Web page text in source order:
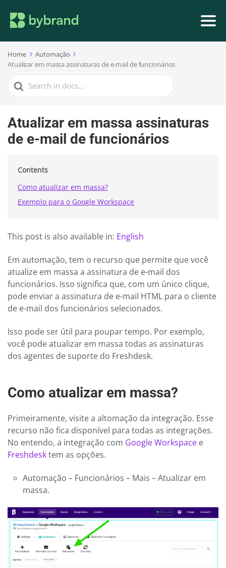
Home
Automação
Atualizar em massa assinaturas de e-mail de funcionários
Search
For
Atualizar em massa assinaturas
de e-mail de funcionários
Contents
Como atualizar em massa?
Exemplo para o Google Workspace
This post is also available in: English
Em automação, tem o recurso que permite que você
atualize em massa a assinatura de e-mail dos
funcionários. Isso significa que, com um único clique,
pode enviar a assinatura de e-mail HTML para o cliente
de e-mail dos funcionários selecionados.
Isso pode ser útil para poupar tempo. Por exemplo,
você pode atualizar em massa todas as assinaturas
dos agentes de suporte do Freshdesk.
Como atualizar em massa?
Primeiramente, visite a altomação da integração. Esse
recurso não fica disponível para todas as integrações.
No entendo, a integração com Google Workspace e
Freshdesktem as opções.
Automação – Funcionários – Mais – Atualizar em
massa.